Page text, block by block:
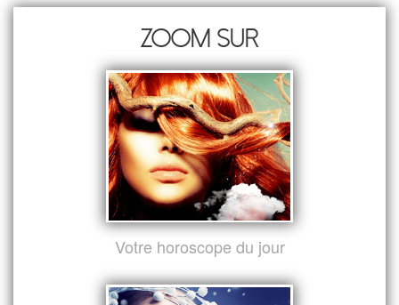
Zoom sur
Votre horoscope du jour